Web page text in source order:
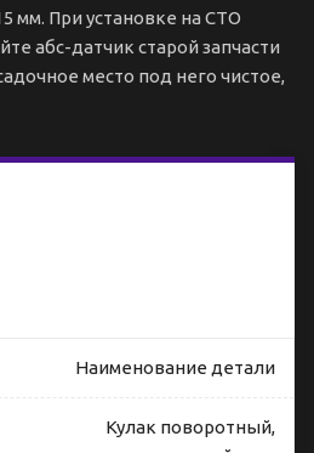
мм. При установке на СТО
абс-датчик старой запчасти
место под него чистое,
Наименование детали
Кулак поворотный,